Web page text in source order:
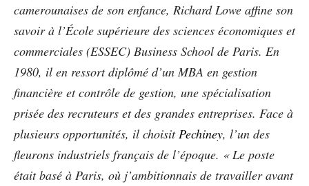
camerounaises de son enfance, Richard Lowe affine son
savoir à l’École supérieure des sciences économiques et
commerciales (ESSEC) Business School de Paris. En
1980, il en ressort diplômé d’un MBA en gestion
financière et contrôle de gestion, une spécialisation
prisée des recruteurs et des grandes entreprises. Face à
plusieurs opportunités, il choisit Pechiney, l’un des
fleurons industriels français de l’époque. « Le poste
était basé à Paris, où j’ambitionnais de travailler avant